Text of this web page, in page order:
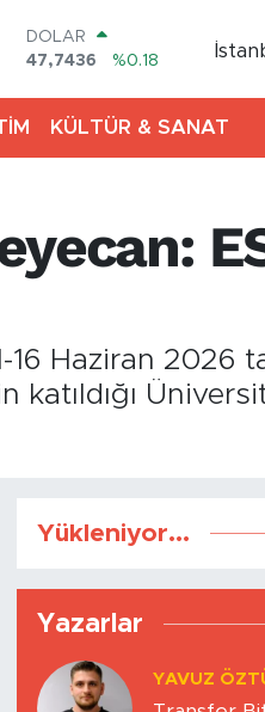
DOLAR
47,7436
%0.18
STERLİN
64,4811
%0.38
13.779
%-14
BITCOIN
KÜLTÜR & SANAT
16 Haziran 2026
Yükleniyor...
Yazarlar
YAVUZ